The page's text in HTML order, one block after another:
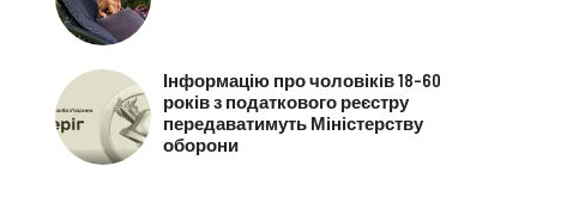
Інформацію про чоловіків 18–60
років з податкового реєстру
передаватимуть Міністерству
оборони